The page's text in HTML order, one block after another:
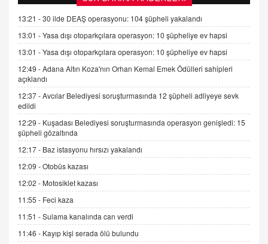
Kişisel verilerin korunması ve dijital hukukun
gelişimi
15.09.2025 16:17
SEHER EREK
Kış Ayları Geldi, Hangi Önlemler Alınmalı?
İNCİ GÜL AKÖL
Trump Keşke Adana'yı da Ziyaret Etse...
06.07.2026 13:00
ADEM AKÖL
Esed Destekçilerinin Yüzüne Vurulan Şamar:
Sednaya
11.12.2024 12:30
DR. EKREM ASLAN
13:21 -30 ilde DEAŞ operasyonu: 104 şüpheli yakalandı
13:01 -Yasa dışı otoparkçılara operasyon: 10 şüpheliye ev hapsi
13:01 -Yasa dışı otoparkçılara operasyon: 10 şüpheliye ev hapsi
12:49 -Adana Altın Koza'nın Orhan Kemal Emek Ödülleri sahipleri
açıklandı
12:37 -Avcılar Belediyesi soruşturmasında 12 şüpheli adliyeye sevk
edildi
12:29 - Kuşadası Belediyesi soruşturmasında operasyon genişledi: 15
şüpheli gözaltında
12:17 - Baz istasyonu hırsızı yakalandı
12:09 -Otobüs kazası
12:02 - Motosiklet kazası
11:55 - Feci kaza
11:51 -Sulama kanalında can verdi
11:46 - Kayıp kişi serada ölü bulundu